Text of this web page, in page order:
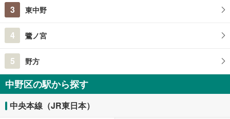
3 東中野
4 鷺ノ宮
5 野方
中野区の駅から探す
中央本線（JR東日本）